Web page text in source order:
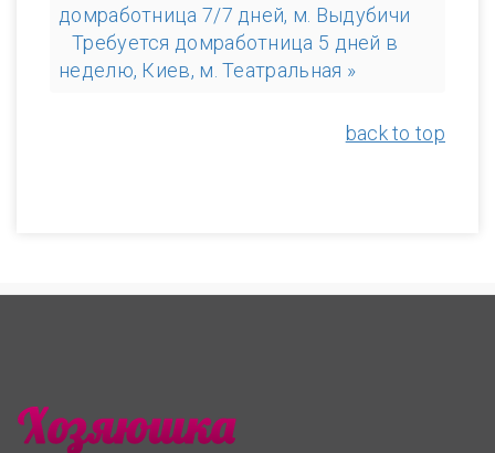
домработница 7/7 дней, м. Выдубичи
Требуется домработница 5 дней в
неделю, Киев, м. Театральная »
back to top